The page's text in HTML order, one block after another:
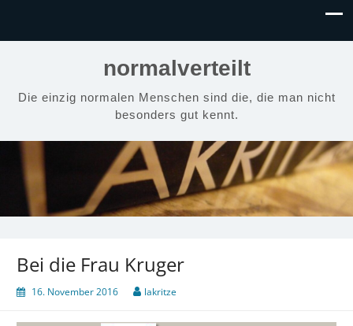
normalverteilt
Die einzig normalen Menschen sind die, die man nicht
besonders gut kennt.
Bei die Frau Kruger
16. November 2016 lakritze